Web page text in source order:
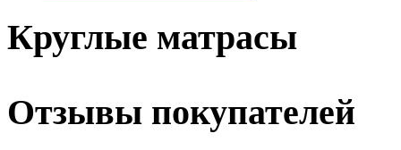
Круглые матрасы
Отзывы покупателей